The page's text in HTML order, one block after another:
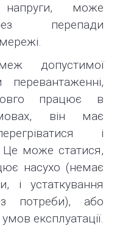
напруги, може
перепади
допустимої
працює в
він має
і
Це може статися,
насухо (немає
і устаткування
потреби), або
експлуатації.